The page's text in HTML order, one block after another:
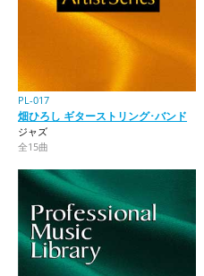
PL-017
畑ひろし ギターストリング･バンド
ジャズ
全15曲